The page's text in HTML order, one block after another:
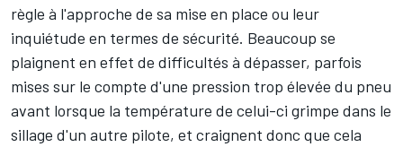
règle à l'approche de sa mise en place ou leur
inquiétude en termes de sécurité. Beaucoup se
plaignent en effet de difficultés à dépasser, parfois
mises sur le compte d'une pression trop élevée du pneu
avant lorsque la température de celui-ci grimpe dans le
sillage d'un autre pilote, et craignent donc que cela